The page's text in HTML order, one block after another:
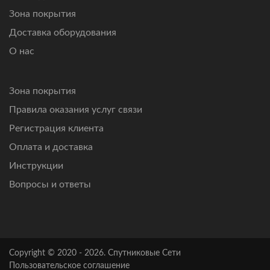
Зона покрытия
Доставка оборудования
О нас
Зона покрытия
Правила оказания услуг связи
Регистрация клиента
Оплата и доставка
Инструкции
Вопросы и ответы
Copyright © 2020 - 2026. Спутниковые Сети
Пользовательское соглашение